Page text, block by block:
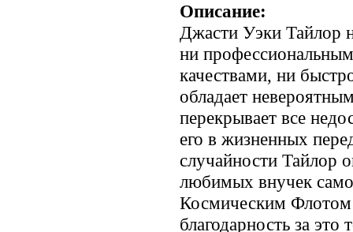
Описание:
Джасти Уэки Тайлор
ни
качествами, ни
обладает
перекрывает все
его в жизненных
случайности Тайлор
любимых внучек
Космическим
благодарность за это